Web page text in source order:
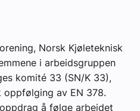
Norsk Kjøleteknisk
i arbeidsgruppen
komité 33 (SN/K 33),
oppfølging av EN 378.
å følge arbeidet